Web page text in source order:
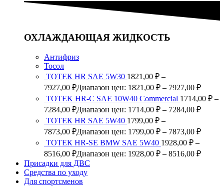
ОХЛАЖДАЮЩАЯ ЖИДКОСТЬ
Антифриз
Тосол
ТОТЕК HR SAE 5W30 1821,00 ₽ –
7927,00 ₽Диапазон цен: 1821,00 ₽ – 7927,00 ₽
TOTEK HR-C SAE 10W40 Commercial 1714,00 ₽ –
7284,00 ₽Диапазон цен: 1714,00 ₽ – 7284,00 ₽
ТОТЕК HR SAE 5W40 1799,00 ₽ –
7873,00 ₽Диапазон цен: 1799,00 ₽ – 7873,00 ₽
ТОТЕК HR-SE BMW SAE 5W40 1928,00 ₽ –
8516,00 ₽Диапазон цен: 1928,00 ₽ – 8516,00 ₽
Присадки для ДВС
Средства по уходу
Для спортсменов